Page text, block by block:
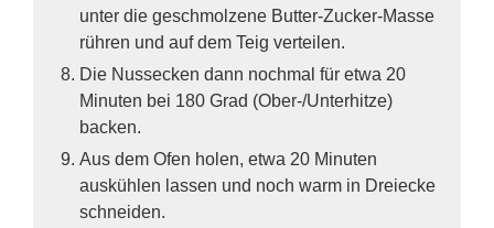
unter die geschmolzene Butter-Zucker-Masse
rühren und auf dem Teig verteilen.
Die Nussecken dann nochmal für etwa 20
Minuten bei 180 Grad (Ober-/Unterhitze)
backen.
Aus dem Ofen holen, etwa 20 Minuten
auskühlen lassen und noch warm in Dreiecke
schneiden.